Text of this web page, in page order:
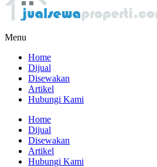
Menu
Home
Dijual
Disewakan
Artikel
Hubungi Kami
Home
Dijual
Disewakan
Artikel
Hubungi Kami